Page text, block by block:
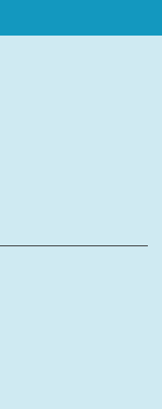
）Manly
はもちろんIELTSや
供しています。経験